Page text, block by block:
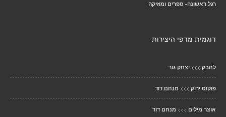
רגל ראשונה- ספרים ומוזיקה
דוגמית מדפי היצירות
לחבק >>> יצחק גור
פוקוס ירוק >>> מנחם דוד
אוצר מילים >>> מנחם דוד